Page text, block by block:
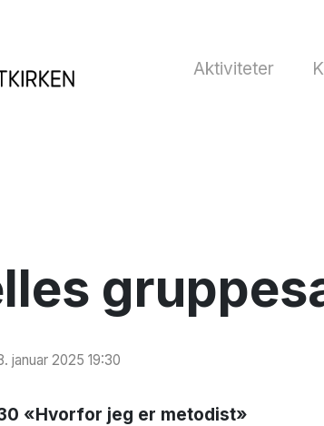
Aktiviteter
januar 2025 19:30
«Hvorfor jeg er metodist»